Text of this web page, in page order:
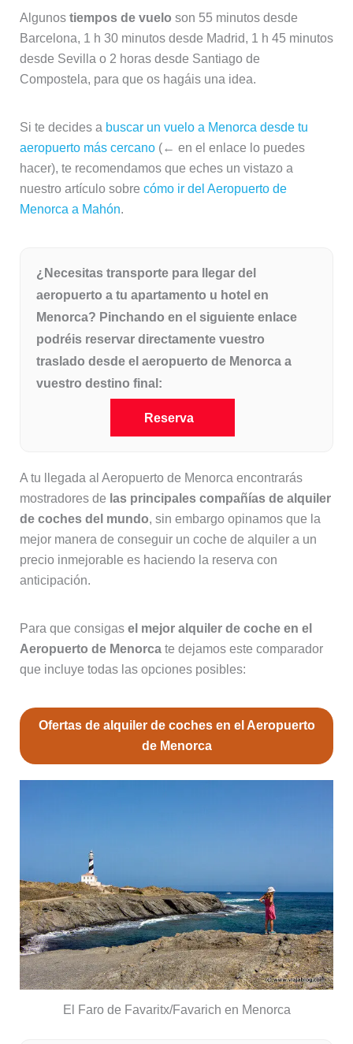
Algunos tiempos de vuelo son 55 minutos desde
Barcelona, 1 h 30 minutos desde Madrid, 1 h 45 minutos
desde Sevilla o 2 horas desde Santiago de
Compostela, para que os hagáis una idea.
Si te decides a buscar un vuelo a Menorca desde tu
aeropuerto más cercano(← en el enlace lo puedes
hacer), te recomendamos que eches un vistazo a
nuestro artículo sobre cómo ir del Aeropuerto de
Menorca a Mahón.
¿Necesitas transporte para llegar del
aeropuerto a tu apartamento u hotel en
Menorca? Pinchando en el siguiente enlace
podréis reservar directamente vuestro
traslado desde el aeropuerto de Menorca a
vuestro destino final:
Reserva
A tu llegada al Aeropuerto de Menorca encontrarás
mostradores de las principales compañías de alquiler
de coches del mundo, sin embargo opinamos que la
mejor manera de conseguir un coche de alquiler a un
precio inmejorable es haciendo la reserva con
anticipación.
Para que consigas el mejor alquiler de coche en el
Aeropuerto de Menorcate dejamos este comparador
que incluye todas las opciones posibles:
Ofertas de alquiler de coches en el Aeropuerto
de Menorca
El Faro de Favaritx/Favarich en Menorca